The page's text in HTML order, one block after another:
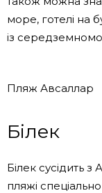
море, готелі на
із
Пляж Авсаллар
Білек
Білек сусідить з
пляжі